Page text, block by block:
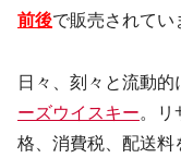
前後で販売されてい
日々、刻々と流動
ーズウイスキー。リ
格、消費税、配送料